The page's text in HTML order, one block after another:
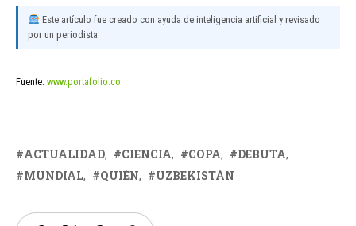
Este artículo fue creado con ayuda de inteligencia artificial y revisado
por un periodista.
Fuente: www.portafolio.co
ACTUALIDAD CIENCIA COPA
DEBUTA
MUNDIAL
QUIÉN UZBEKISTÁN